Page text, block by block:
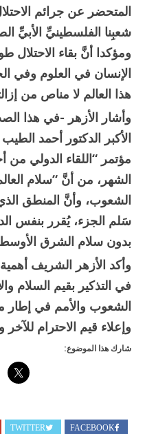
المتحضر عن جرائم
شعبِنا الفلسطينيِّ الأبيِّ
ومؤكدا أنَّ بقاء
الإنسان في العلوم وفي
هذا العالم لا مناص من
وأشار الأزهر -في هذا
الأكبر الدكتور أحمد
‏مؤتمر “اللقاء الدولي من
الشهر، من أنَّ “سلام
‏الشعوب، وأنَّ المنطق الذي
سَلم الجزء، يُقرر بنفس
بدون سلام الشرق
وأكد الأزهر الشريف أهمية
في التذكير بقيم السلام
الشعوب والأمم في إطار ‏من
وإعلاء قيم الاحترام للآخر
شارك هذا الموضوع:
FACEBOOK
TWITTER